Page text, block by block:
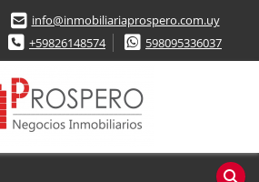
info@inmobiliariaprospero.com.uy
+59826148574
598095336037